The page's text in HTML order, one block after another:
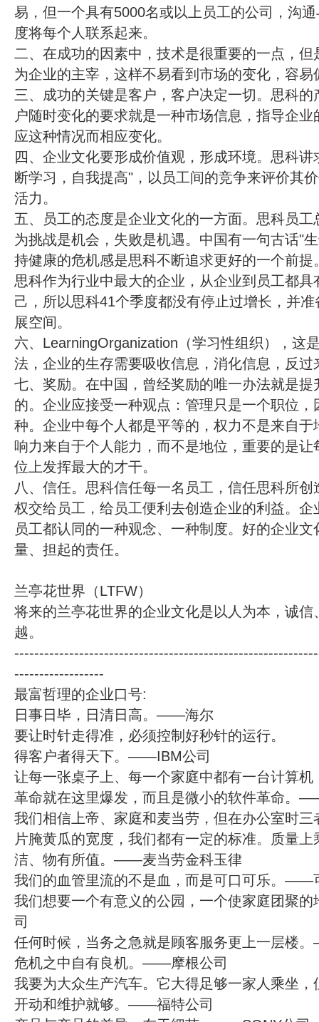
易，但一个具有5000名或以上员工的公司，沟
度将每个人联系起来。
二、在成功的因素中，技术是很重要的一点，
为企业的主宰，这样不易看到市场的变化，容易
三、成功的关键是客户，客户决定一切。思科
户随时变化的要求就是一种市场信息，指导企
应这种情况而相应变化。
四、企业文化要形成价值观，形成环境。思科
断学习，自我提高"，以员工间的竞争来评价其
活力。
五、员工的态度是企业文化的一方面。思科员
为挑战是机会，失败是机遇。中国有一句古话"
持健康的危机感是思科不断追求更好的一个前提
思科作为行业中最大的企业，从企业到员工都
己，所以思科41个季度都没有停止过增长，并
展空间。
六、LearningOrganization（学习性组织），这
法，企业的生存需要吸收信息，消化信息，反过
七、奖励。在中国，曾经奖励的唯一办法就是
的。企业应接受一种观点：管理只是一个职位
种。企业中每个人都是平等的，权力不是来自
响力来自于个人能力，而不是地位，重要的是
位上发挥最大的才干。
八、信任。思科信任每一名员工，信任思科所
权交给员工，给员工便利去创造企业的利益。
员工都认同的一种观念、一种制度。好的企业
量、担起的责任。
兰亭花世界（LTFW）
将来的兰亭花世界的企业文化是以人为本，诚
越。
------------------
最富哲理的企业口号:
日事日毕，日清日高。——海尔
要让时针走得准，必须控制好秒针的运行。
得客户者得天下。——IBM公司
让每一张桌子上、每一个家庭中都有一台计算
革命就在这里爆发，而且是微小的软件革命。
我们相信上帝、家庭和麦当劳，但在办公室时
片腌黄瓜的宽度，我们都有一定的标准。质量
洁、物有所值。——麦当劳金科玉律
我们的血管里流的不是血，而是可口可乐。——
我们想要一个有意义的公园，一个使家庭团聚
司
任何时候，当务之急就是顾客服务更上一层楼
危机之中自有良机。——摩根公司
我要为大众生产汽车。它大得足够一家人乘坐
开动和维护就够。——福特公司